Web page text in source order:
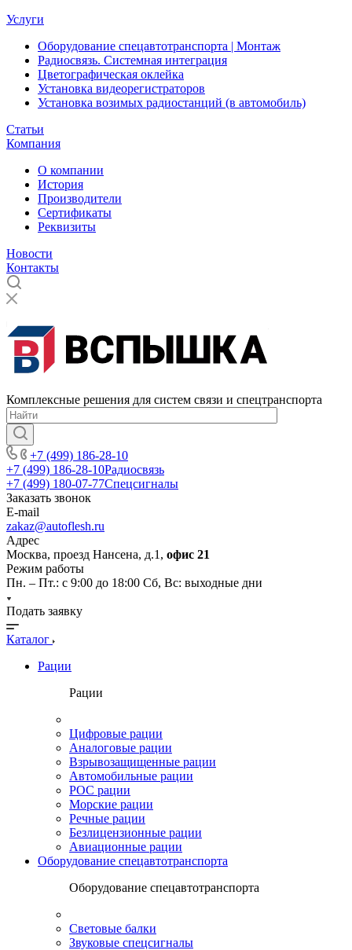
Услуги
Оборудование спецавтотранспорта | Монтаж
Радиосвязь. Системная интеграция
Цветографическая оклейка
Установка видеорегистраторов
Установка возимых радиостанций (в автомобиль)
Статьи
Компания
О компании
История
Производители
Сертификаты
Реквизиты
Новости
Контакты
Комплексные решения для систем связи и спецтранспорта
+7 (499) 186-28-10
+7 (499) 186-28-10Радиосвязь
+7 (499) 180-07-77Спецсигналы
Заказать звонок
E-mail
zakaz@autoflesh.ru
Адрес
Москва, проезд Нансена, д.1, офис 21
Режим работы
Пн. – Пт.: с 9:00 до 18:00 Cб, Вс: выходные дни
Подать заявку
Каталог
Рации
Рации
Цифровые рации
Аналоговые рации
Взрывозащищенные рации
Автомобильные рации
POC рации
Морские рации
Речные рации
Безлицензионные рации
Авиационные рации
Оборудование спецавтотранспорта
Оборудование спецавтотранспорта
Световые балки
Звуковые спецсигналы